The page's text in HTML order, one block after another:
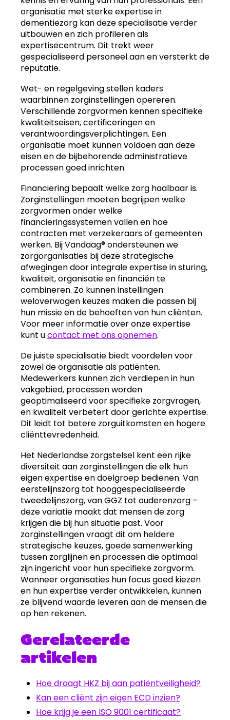
organisatie met sterke expertise in
dementiezorg kan deze specialisatie verder
uitbouwen en zich profileren als
expertisecentrum. Dit trekt weer
gespecialiseerd personeel aan en versterkt de
reputatie.
Wet- en regelgeving stellen kaders
waarbinnen zorginstellingen opereren.
Verschillende zorgvormen kennen specifieke
kwaliteitseisen, certificeringen en
verantwoordingsverplichtingen. Een
organisatie moet kunnen voldoen aan deze
eisen en de bijbehorende administratieve
processen goed inrichten.
Financiering bepaalt welke zorg haalbaar is.
Zorginstellingen moeten begrijpen welke
zorgvormen onder welke
financieringssystemen vallen en hoe
contracten met verzekeraars of gemeenten
werken. Bij Vandaag® ondersteunen we
zorgorganisaties bij deze strategische
afwegingen door integrale expertise in sturing,
kwaliteit, organisatie en financiën te
combineren. Zo kunnen instellingen
weloverwogen keuzes maken die passen bij
hun missie en de behoeften van hun cliënten.
Voor meer informatie over onze expertise
kunt ucontact met ons opnemen.
De juiste specialisatie biedt voordelen voor
zowel de organisatie als patiënten.
Medewerkers kunnen zich verdiepen in hun
vakgebied, processen worden
geoptimaliseerd voor specifieke zorgvragen,
en kwaliteit verbetert door gerichte expertise.
Dit leidt tot betere zorguitkomsten en hogere
cliënttevredenheid.
Het Nederlandse zorgstelsel kent een rijke
diversiteit aan zorginstellingen die elk hun
eigen expertise en doelgroep bedienen. Van
eerstelijnszorg tot hooggespecialiseerde
tweedelijnszorg, van GGZ tot ouderenzorg –
deze variatie maakt dat mensen de zorg
krijgen die bij hun situatie past. Voor
zorginstellingen vraagt dit om heldere
strategische keuzes, goede samenwerking
tussen zorglijnen en processen die optimaal
zijn ingericht voor hun specifieke zorgvorm.
Wanneer organisaties hun focus goed kiezen
en hun expertise verder ontwikkelen, kunnen
ze blijvend waarde leveren aan de mensen die
op hen rekenen.
Gerelateerde
artikelen
Hoe draagt HKZ bij aan patiëntveiligheid?
Kan een cliënt zijn eigen ECD inzien?
Hoe krijg je een ISO 9001 certificaat?